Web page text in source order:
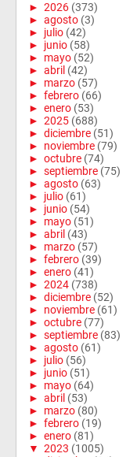
► 2026 (373)
► agosto (3)
► julio (42)
► junio (58)
► mayo (52)
► abril (42)
► marzo (57)
► febrero (66)
► enero (53)
► 2025 (688)
► diciembre (51)
► noviembre (79)
► octubre (74)
► septiembre (75)
► agosto (63)
► julio (61)
► junio (54)
► mayo (51)
► abril (43)
► marzo (57)
► febrero (39)
► enero (41)
► 2024 (738)
► diciembre (52)
► noviembre (61)
► octubre (77)
► septiembre (83)
► agosto (61)
► julio (56)
► junio (51)
► mayo (64)
► abril (53)
► marzo (80)
► febrero (19)
► enero (81)
▼ 2023 (1005)